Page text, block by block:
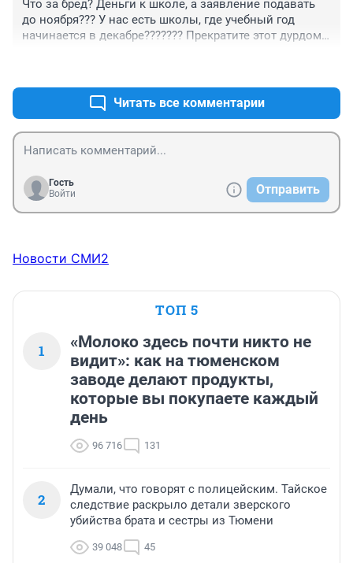
Что за бред? Деньги к школе, а заявление подавать
до ноября??? У нас есть школы, где учебный год
начинается в декабре??????? Прекратите этот дурдом.
Читать все комментарии
Гость
Войти
Отправить
Новости СМИ2
ТОП 5
1
«Молоко здесь почти никто не
видит»: как на тюменском
заводе делают продукты,
которые вы покупаете каждый
день
96 716 131
2
Думали, что говорят с полицейским. Тайское
следствие раскрыло детали зверского
убийства брата и сестры из Тюмени
39 048 45